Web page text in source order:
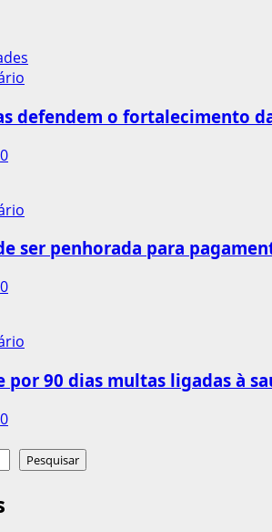
defendem o fortalecimento
0
ser penhorada para
0
por 90 dias multas ligadas à
0
Pesquisar